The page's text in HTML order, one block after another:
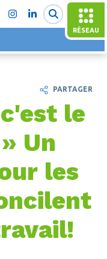
RÉSEAU
le
Un
les
PARTAGER